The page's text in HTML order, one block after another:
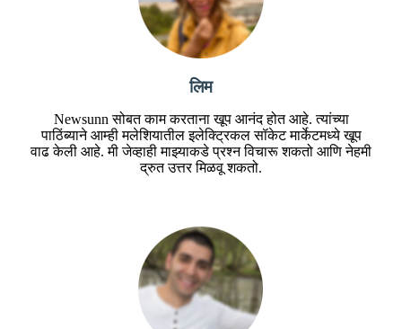
लिम
Newsunn सोबत काम करताना खूप आनंद होत आहे. त्यांच्या
पाठिंब्याने आम्ही मलेशियातील इलेक्ट्रिकल सॉकेट मार्केटमध्ये खूप
वाढ केली आहे. मी जेव्हाही माझ्याकडे प्रश्न विचारू शकतो आणि नेहमी
द्रुत उत्तर मिळवू शकतो.